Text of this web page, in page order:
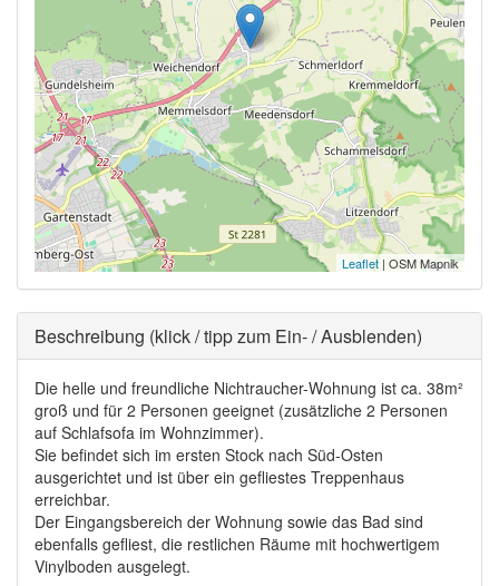
Leaflet | OSM Mapnik
Ausblenden
Beschreibung (klick / tipp zum Ein- / Ausblenden)
Die helle und freundliche Nichtraucher-Wohnung ist ca. 38m²
groß und für 2 Personen geeignet (zusätzliche 2 Personen
auf Schlafsofa im Wohnzimmer).
Sie befindet sich im ersten Stock nach Süd-Osten
ausgerichtet und ist über ein gefliestes Treppenhaus
erreichbar.
Der Eingangsbereich der Wohnung sowie das Bad sind
ebenfalls gefliest, die restlichen Räume mit hochwertigem
Vinylboden ausgelegt.